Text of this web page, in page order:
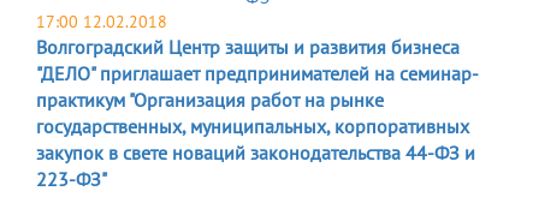
17:00 12.02.2018
Волгоградский Центр защиты и развития бизнеса
"ДЕЛО" приглашает предпринимателей на семинар-
практикум "Организация работ на рынке
государственных, муниципальных, корпоративных
закупок в свете новаций законодательства 44-ФЗ и
223-ФЗ"